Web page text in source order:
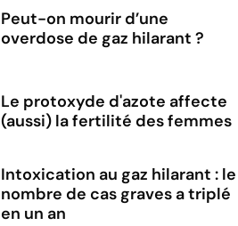
Peut-on mourir d’une
overdose de gaz hilarant ?
Le protoxyde d'azote affecte
(aussi) la fertilité des femmes
Intoxication au gaz hilarant : le
nombre de cas graves a triplé
en un an